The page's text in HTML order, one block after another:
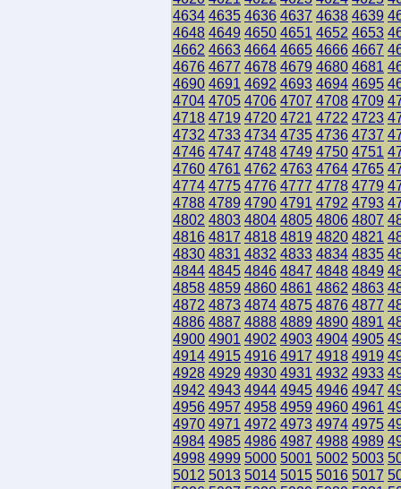
4634 4635 4636 4637 4638 4639
4648 4649 4650 4651 4652 4653
4662 4663 4664 4665 4666 4667
4676 4677 4678 4679 4680 4681
4690 4691 4692 4693 4694 4695
4704 4705 4706 4707 4708 4709
4718 4719 4720 4721 4722 4723
4732 4733 4734 4735 4736 4737
4746 4747 4748 4749 4750 4751
4760 4761 4762 4763 4764 4765
4774 4775 4776 4777 4778 4779
4788 4789 4790 4791 4792 4793
4802 4803 4804 4805 4806 4807
4816 4817 4818 4819 4820 4821
4830 4831 4832 4833 4834 4835
4844 4845 4846 4847 4848 4849
4858 4859 4860 4861 4862 4863
4872 4873 4874 4875 4876 4877
4886 4887 4888 4889 4890 4891
4900 4901 4902 4903 4904 4905
4914 4915 4916 4917 4918 4919
4928 4929 4930 4931 4932 4933
4942 4943 4944 4945 4946 4947
4956 4957 4958 4959 4960 4961
4970 4971 4972 4973 4974 4975
4984 4985 4986 4987 4988 4989
4998 4999 5000 5001 5002 5003
5012 5013 5014 5015 5016 5017